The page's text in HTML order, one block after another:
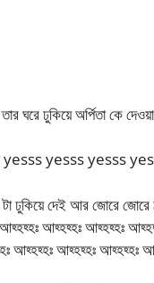
ঘরে ঢুকিয়ে অর্পিতা কে
yesss yesss
টা ঢুকিয়ে দেই আর জোরে
আহ্হহ্হঃ আহ্হহ্হঃ
আহ্হহ্হঃ আহ্হহ্হঃ আহ্হহ্হঃ